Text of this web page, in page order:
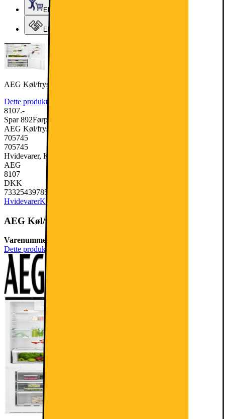
Elgigantens Kundeklub
Elgiganten Erhverv
AEG Køl/frys kombination TSC7G181ES
Dette produkt er endnu ikke blevet bedømt.
8107.-
Spar 892Førpris: 8999.-
AEG Køl/frys kombination TSC7G181ES
705745
705745
Hvidevarer, Køleskabe & Fryseskabe, Kølefryseskab
AEG
8107
DKK
7332543978564
HvidevarerKøleskabe & Fryseskabe
AEG Køl/frys kombination TSC7G181ES
Varenummer:
Dette produkt er endnu ikke blevet bedømt.